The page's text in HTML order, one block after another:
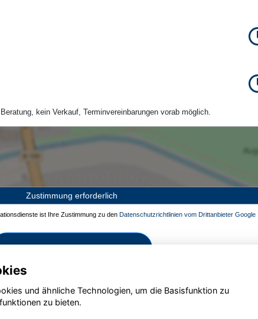
kein Verkauf, Terminvereinbarungen vorab möglich.
Zustimmung erforderlich
ist Ihre Zustimmung zu den Datenschutzrichtlinien vom Drittanbieter Google
und ähnliche Technologien, um die Basisfunktion zu
zu bieten.